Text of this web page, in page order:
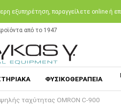
εξυπηρέτηση, παραγγείλετε online ή
από το 1947
ΦΥΣΙΚΟΘΕΡΑΠΕΙΑ
ταχύτητας OMRON C-900